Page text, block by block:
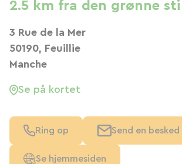
2.5 km fra den grønne sti
3 Rue de la Mer
50190, Feuillie
Manche
Se på kortet
Ring op Send en besked
Se hjemmesiden